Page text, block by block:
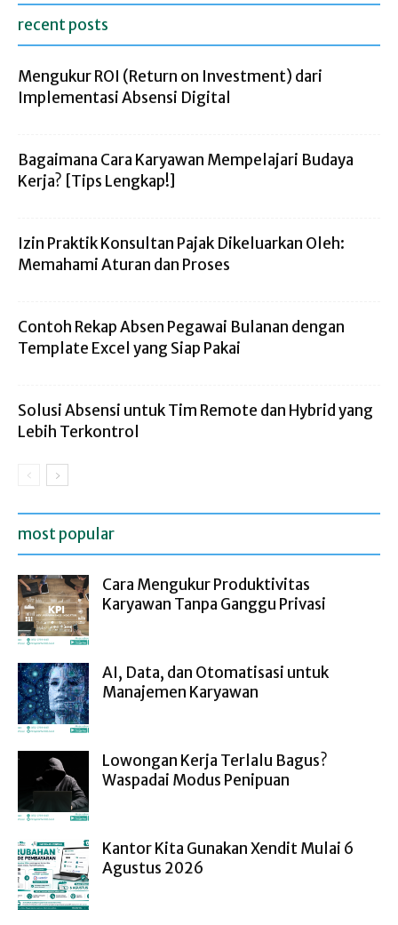
recent posts
Mengukur ROI (Return on Investment) dari
Implementasi Absensi Digital
Bagaimana Cara Karyawan Mempelajari Budaya
Kerja? [Tips Lengkap!]
Izin Praktik Konsultan Pajak Dikeluarkan Oleh:
Memahami Aturan dan Proses
Contoh Rekap Absen Pegawai Bulanan dengan
Template Excel yang Siap Pakai
Solusi Absensi untuk Tim Remote dan Hybrid yang
Lebih Terkontrol
most popular
Cara Mengukur Produktivitas
Karyawan Tanpa Ganggu Privasi
AI, Data, dan Otomatisasi untuk
Manajemen Karyawan
Lowongan Kerja Terlalu Bagus?
Waspadai Modus Penipuan
Kantor Kita Gunakan Xendit Mulai 6
Agustus 2026